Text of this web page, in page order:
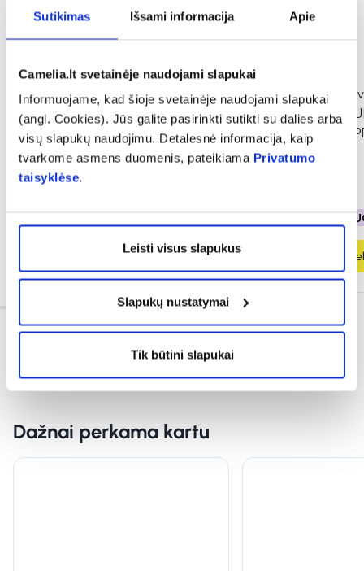
Sutikimas Išsami informacija Apie
Camelia.lt svetainėje naudojami slapukai
Informuojame, kad šioje svetainėje naudojami slapukai
(angl. Cookies). Jūs galite pasirinkti sutikti su dalies arba
visų slapukų naudojimu. Detalesnė informacija, kaip
tvarkome asmens duomenis, pateikiama Privatumo
taisyklėse.
Leisti visus slapukus
Slapukų nustatymai
Tik būtini slapukai
-40%
INGENCARE vaikiški pleistrai
TATOO, 10 vnt.
1,16 € 1,94 €
Į krepšelį
DELIA apsauginis
kremas vaikams
PROTECTION,
Įvertinimas 5.0 iš 5
% PAPILDOMA
Į
Dažnai perkama kartu